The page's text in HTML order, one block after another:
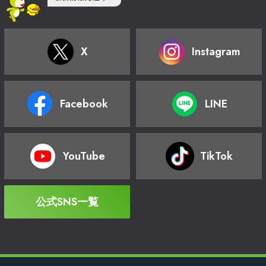
X Instagram
Facebook LINE
YouTube TikTok
公式SNS一覧